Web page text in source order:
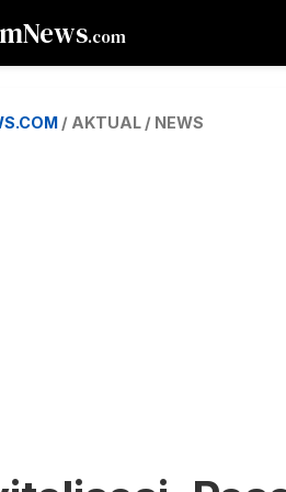
.com
/ AKTUAL / NEWS